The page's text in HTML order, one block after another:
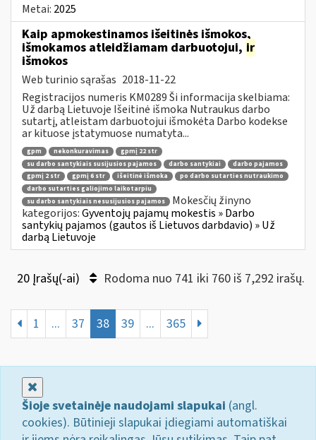
Metai: 2025
Kaip apmokestinamos išeitinės išmokos,
išmokamos atleidžiamam darbuotojui, ir
išmokos
Web turinio sąrašas 2018-11-22
Registracijos numeris KM0289 Ši informacija skelbiama:
Už darbą Lietuvoje Išeitinė išmoka Nutraukus darbo
sutartį, atleistam darbuotojui išmokėta Darbo kodekse
ar kituose įstatymuose numatyta...
gpm nekonkuravimas
gpmį 22 str
su darbo santykiais susijusios pajamos
darbo santykiai
darbo pajamos
gpmį 2 str
gpmį 6 str išeitinė išmoka
po darbo sutarties nutraukimo
darbo sutarties galiojimo laikotarpiu
su darbo santykiais nesusijusios pajamos
Mokesčių žinyno
kategorijos:Gyventojų pajamų mokestis » Darbo
santykių pajamos (gautos iš Lietuvos darbdavio) » Už
darbą Lietuvoje
20 Įrašų(-ai) Rodoma nuo 741 iki 760 iš 7,292 irašų.
1 ... 37 38 39 ... 365
Šioje svetainėje naudojami slapukai (angl.
cookies). Būtinieji slapukai įdiegiami automatiškai